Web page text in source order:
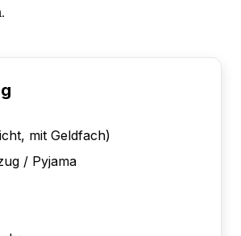
mit Geldfach)
/ Pyjama